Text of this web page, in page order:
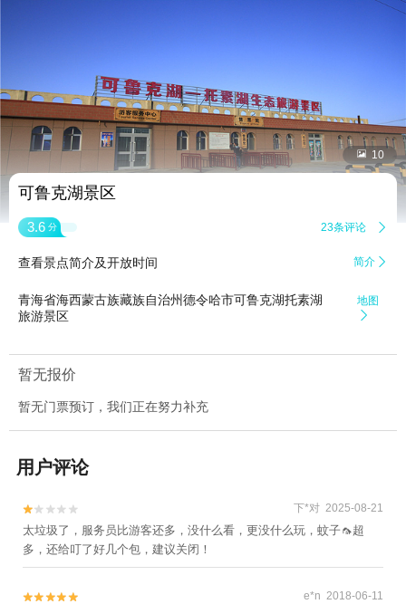
 10
可鲁克湖景区
3.6 分 23条评论 
查看景点简介及开放时间 简介 
青海省海西蒙古族藏族自治州德令哈市可鲁克湖托素湖
旅游景区
地图

暂无报价
暂无门票预订，我们正在努力补充
用户评论

 下*对 2025-08-21
太垃圾了，服务员比游客还多，没什么看，更没什么玩，蚊子🦟超
多，还给叮了好几个包，建议关闭！

 e*n 2018-06-11